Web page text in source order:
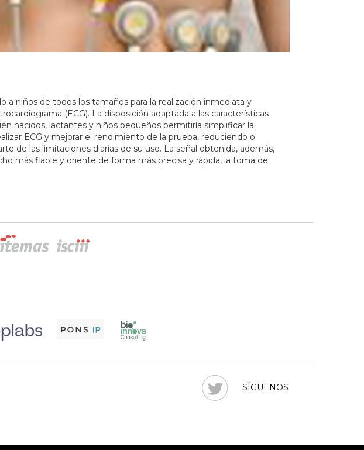
a niños de todos los tamaños para la realización inmediata y
(ECG). La disposición adaptada a las características
nacidos, lactantes y niños pequeños permitiría simplificar la
ECG y mejorar el rendimiento de la prueba, reduciendo o
de las limitaciones diarias de su uso. La señal obtenida, además,
más fiable y oriente de forma más precisa y rápida, la toma de
SÍGUENOS